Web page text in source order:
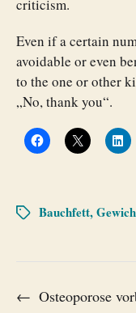
criticism.
Even if a certain
avoidable or even
to the one or other
„No, thank you“.
Bauchfett,
← Osteoporose